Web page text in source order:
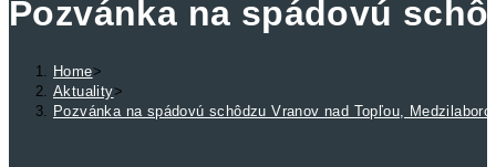
Pozvánka na spádovú
Home>
Aktuality>
Pozvánka na spádovú schôdzu Vranov nad Topľou,